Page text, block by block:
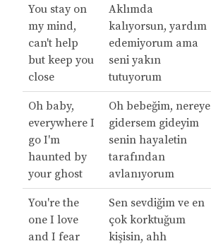
You stay on
my mind,
can't help
but keep you
close
Aklımda
kalıyorsun, yardım
edemiyorum ama
seni yakın
tutuyorum
Oh baby,
everywhere I
go I'm
haunted by
your ghost
Oh bebeğim, nereye
gidersem gideyim
senin hayaletin
tarafından
avlanıyorum
You're the
one I love
and I fear
Sen sevdiğim ve en
çok korktuğum
kişisin, ahh